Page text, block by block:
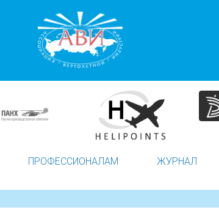
ПРОФЕССИОНАЛАМ ЖУРНАЛ